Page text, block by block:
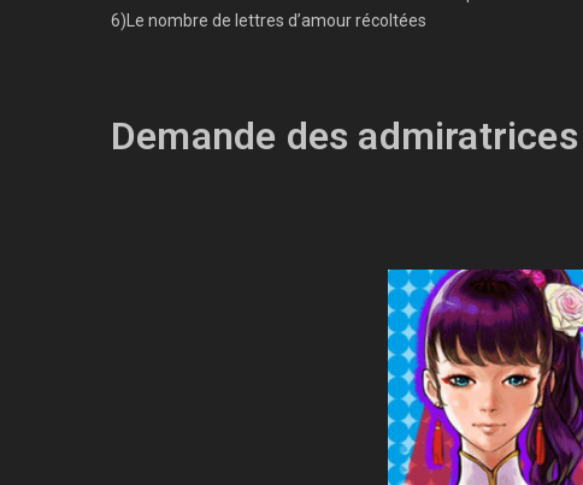
6)Le nombre de lettres d’amour récoltées
Demande des